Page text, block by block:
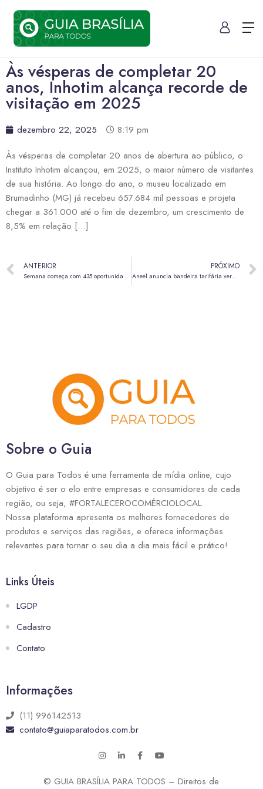
Às vésperas de completar 20
anos, Inhotim alcança recorde de
visitação em 2025
dezembro 22, 2025
8:19 pm
Às vésperas de completar 20 anos de abertura ao público, o
Instituto Inhotim alcançou, em 2025, o maior número de visitantes
de sua história. Ao longo do ano, o museu localizado em
Brumadinho (MG) já recebeu 657.684 mil pessoas e projeta
chegar a 361.000 até o fim de dezembro, um crescimento de
8,5% em relação […]
ANTERIOR
Semana começa com 435 oportunidades de emprego nas agências do trabalhador
PRÓXIMO
Aneel anuncia bandeira tarifária verde na conta de luz em janeiro de 2026
Sobre o Guia
O Guia para Todos é uma ferramenta de mídia online, cujo
objetivo é ser o elo entre empresas e consumidores de cada
região, ou seja, #FORTALECEROCOMÉRCIOLOCAL.
Nossa plataforma apresenta os melhores fornecedores de
produtos e serviços das regiões, e oferece informações
relevantes para tornar o seu dia a dia mais fácil e prático!
Links Úteis
LGDP
Cadastro
Contato
Informações
(11) 996142513
contato@guiaparatodos.com.br
© GUIA BRASÍLIA PARA TODOS – Direitos de